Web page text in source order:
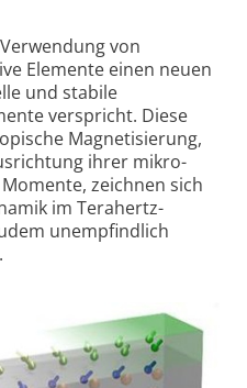
von
Elemente einen neuen
und stabile
verspricht. Diese
Magne­tisierung,
ihrer mikro­
zeichnen sich
im Terahertz-
unempfindlich